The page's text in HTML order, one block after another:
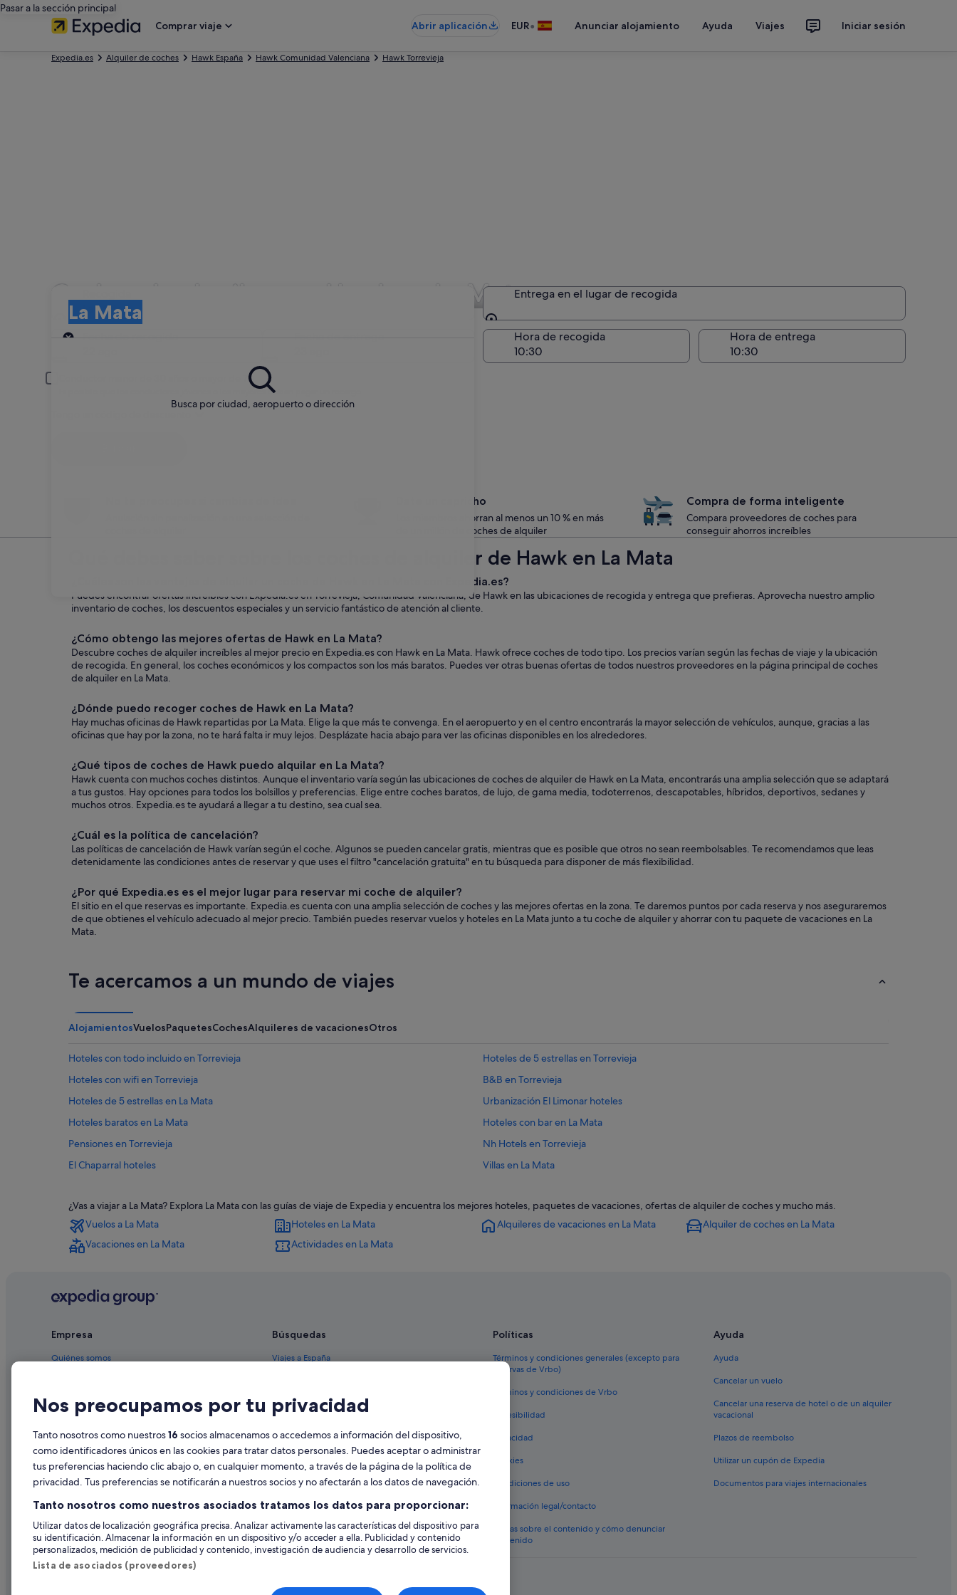
Pasar a la sección principal
Comprar viaje
Abrir aplicación EUR• Anunciar alojamiento Ayuda Viajes Iniciar sesión
Expedia.es Alquiler de coches Hawk España Hawk Comunidad Valenciana Hawk Torrevieja
Coches de alquiler con Hawk en La Mata
Busca por ciudad, aeropuerto o dirección
La Mata
Recogida
Entrega en el lugar de recogida
Entrega en el lugar de recogida
Hora de recogida Hora de entrega
Conductor menor de 30 años o mayor de 70
Es posible que los conductores jóvenes o los mayores deban pagar un recargo.
Date un capricho
Los miembros ahorran al menos un 10 % en más
de un millón de coches de alquiler
Compra de forma inteligente
Compara proveedores de coches para
conseguir ahorros increíbles
Qué debes saber sobre los coches de alquiler de Hawk en La Mata
¿Cuáles son las ventajas de alquilar un coche de Hawk en La Mata con Expedia.es?
Puedes encontrar ofertas increíbles con Expedia.es en Torrevieja, Comunidad Valenciana, de Hawk en las ubicaciones de recogida y entrega que prefieras. Aprovecha nuestro amplio
inventario de coches, los descuentos especiales y un servicio fantástico de atención al cliente.
¿Cómo obtengo las mejores ofertas de Hawk en La Mata?
Descubre coches de alquiler increíbles al mejor precio en Expedia.es con Hawk en La Mata. Hawk ofrece coches de todo tipo. Los precios varían según las fechas de viaje y la ubicación
de recogida. En general, los coches económicos y los compactos son los más baratos. Puedes ver otras buenas ofertas de todos nuestros proveedores en la página principal de coches
de alquiler en La Mata.
¿Dónde puedo recoger coches de Hawk en La Mata?
Hay muchas oficinas de Hawk repartidas por La Mata. Elige la que más te convenga. En el aeropuerto y en el centro encontrarás la mayor selección de vehículos, aunque, gracias a las
oficinas que hay por la zona, no te hará falta ir muy lejos. Desplázate hacia abajo para ver las oficinas disponibles en los alrededores.
¿Qué tipos de coches de Hawk puedo alquilar en La Mata?
Hawk cuenta con muchos coches distintos. Aunque el inventario varía según las ubicaciones de coches de alquiler de Hawk en La Mata, encontrarás una amplia selección que se adaptará
a tus gustos. Hay opciones para todos los bolsillos y preferencias. Elige entre coches baratos, de lujo, de gama media, todoterrenos, descapotables, híbridos, deportivos, sedanes y
muchos otros. Expedia.es te ayudará a llegar a tu destino, sea cual sea.
¿Cuál es la política de cancelación?
Las políticas de cancelación de Hawk varían según el coche. Algunos se pueden cancelar gratis, mientras que es posible que otros no sean reembolsables. Te recomendamos que leas
detenidamente las condiciones antes de reservar y que uses el filtro "cancelación gratuita" en tu búsqueda para disponer de más flexibilidad.
¿Por qué Expedia.es es el mejor lugar para reservar mi coche de alquiler?
El sitio en el que reservas es importante. Expedia.es cuenta con una amplia selección de coches y las mejores ofertas en la zona. Te daremos puntos por cada reserva y nos aseguraremos
de que obtienes el vehículo adecuado al mejor precio. También puedes reservar vuelos y hoteles en La Mata junto a tu coche de alquiler y ahorrar con tu paquete de vacaciones en La
Mata.
Te acercamos a un mundo de viajes
AlojamientosVuelosPaquetesCochesAlquileres de vacacionesOtros
Hoteles con todo incluido en Torrevieja
Hoteles de 5 estrellas en Torrevieja
Hoteles con wifi en Torrevieja
B&B en Torrevieja
Hoteles de 5 estrellas en La Mata
Urbanización El Limonar hoteles
Hoteles baratos en La Mata
Hoteles con bar en La Mata
Pensiones en Torrevieja
Nh Hotels en Torrevieja
El Chaparral hoteles
Villas en La Mata
La Mata hoteles
Hoteles de golf en Torrevieja
Casas barco en Torrevieja
Hoteles cerca de Parque acuático Aquopolis Torrevieja
Campings de caravanas en La Mata
Casas privadas de vacaciones en La Mata
Hoteles cerca de Parque acuático Aquapark Flamingo
Hoteles con conserje en Torrevieja
Hoteles cerca de Torre del Moro
Hoteles cerca de Habaneras Centro Comercial
Apartamentos en Torrevieja
Apartoteles en La Mata
Complejos de pisos en La Mata
Apartamentos en La Mata
¿Vas a viajar a La Mata? Explora La Mata con las guías de viaje de Expedia y encuentra los mejores hoteles, paquetes de vacaciones, ofertas de alquiler de coches y mucho más.
Vuelos a La Mata
Hoteles en La Mata Alquileres de vacaciones en La Mata
Alquiler de coches en La Mata
Vacaciones en La Mata
Actividades en La Mata
Empresa
Quiénes somos
Anuncia tu alojamiento
Prensa
Búsquedas
Viajes a España
Alquileres vacacionales España
Vuelos baratos en España
Alquiler de coches en España
Políticas
Términos y condiciones generales (excepto para
reservas de Vrbo)
Términos y condiciones de Vrbo
Accesibilidad
Privacidad
Cookies
Condiciones de uso
Información legal/contacto
Pautas sobre el contenido y cómo denunciar
contenido
Ayuda
Ayuda
Cancelar un vuelo
Cancelar una reserva de hotel o de un alquiler
vacacional
Plazos de reembolso
Utilizar un cupón de Expedia
Documentos para viajes internacionales
Nos preocupamos por tu privacidad
Tanto nosotros como nuestros16 socios almacenamos o accedemos a información del dispositivo,
como identificadores únicos en las cookies para tratar datos personales. Puedes aceptar o administrar
tus preferencias haciendo clic abajo o, en cualquier momento, a través de la página de la política de
privacidad. Tus preferencias se notificarán a nuestros socios y no afectarán a los datos de navegación.
Tanto nosotros como nuestros asociados tratamos los datos para proporcionar:
Utilizar datos de localización geográfica precisa. Analizar activamente las características del dispositivo para
su identificación. Almacenar la información en un dispositivo y/o acceder a ella. Publicidad y contenido
personalizados, medición de publicidad y contenido, investigación de audiencia y desarrollo de servicios.
Lista de asociados (proveedores)